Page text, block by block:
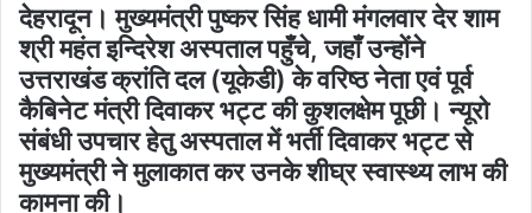
देहरादून। मुख्यमंत्री पुष्कर सिंह धामी मंगलवार देर शाम
श्री महंत इन्दिरेश अस्पताल पहुँचे, जहाँ उन्होंने
उत्तराखंड क्रांति दल (यूकेडी) के वरिष्ठ नेता एवं पूर्व
कैबिनेट मंत्री दिवाकर भट्ट की कुशलक्षेम पूछी। न्यूरो
संबंधी उपचार हेतु अस्पताल में भर्ती दिवाकर भट्ट से
मुख्यमंत्री ने मुलाकात कर उनके शीघ्र स्वास्थ्य लाभ की
कामना की।